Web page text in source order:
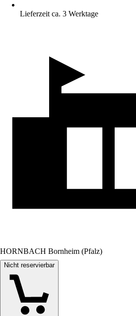
Lieferzeit ca. 3 Werktage
HORNBACH Bornheim (Pfalz)
Nicht reservierbar